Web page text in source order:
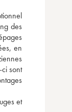
des
en
sont
et